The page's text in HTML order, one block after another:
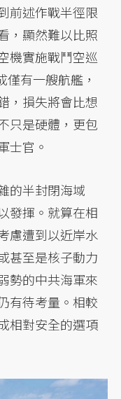
前述作戰半徑限
，顯然難以比照
機實施戰鬥空巡
僅有一艘航艦，
，損失將會比想
只是硬體，更包
士官。
的半封閉海域
發揮。就算在相
慮遭到以近岸水
甚至是核子動力
勢的中共海軍來
有待考量。相較
相對安全的選項